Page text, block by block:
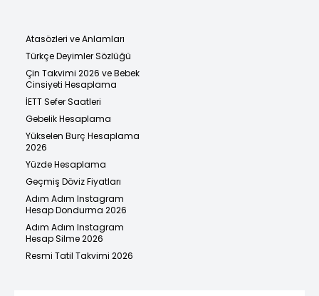
Atasözleri ve Anlamları
Türkçe Deyimler Sözlüğü
Çin Takvimi 2026 ve Bebek
Cinsiyeti Hesaplama
İETT Sefer Saatleri
Gebelik Hesaplama
Yükselen Burç Hesaplama
2026
Yüzde Hesaplama
Geçmiş Döviz Fiyatları
Adım Adım Instagram
Hesap Dondurma 2026
Adım Adım Instagram
Hesap Silme 2026
Resmi Tatil Takvimi 2026